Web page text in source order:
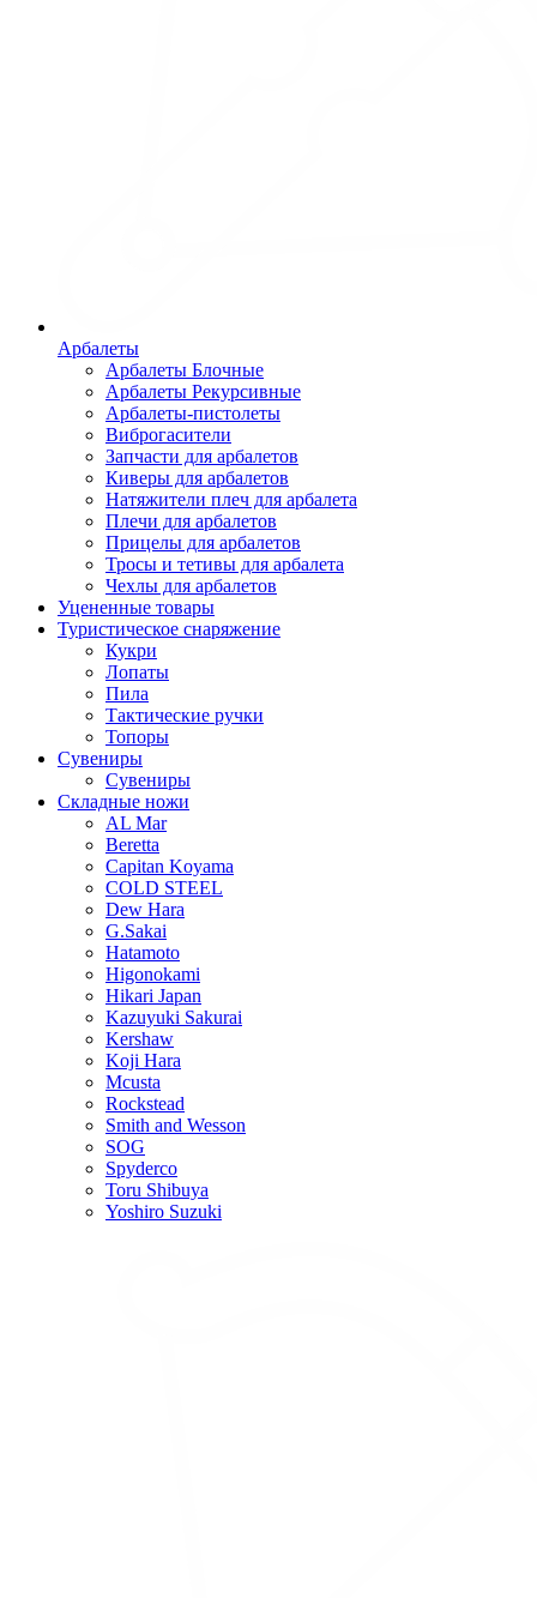
Арбалеты
Арбалеты Блочные
Арбалеты Рекурсивные
Арбалеты-пистолеты
Виброгасители
Запчасти для арбалетов
Киверы для арбалетов
Натяжители плеч для арбалета
Плечи для арбалетов
Прицелы для арбалетов
Тросы и тетивы для арбалета
Чехлы для арбалетов
Уцененные товары
Туристическое снаряжение
Кукри
Лопаты
Пила
Тактические ручки
Топоры
Сувениры
Сувениры
Складные ножи
AL Mar
Beretta
Capitan Koyama
COLD STEEL
Dew Hara
G.Sakai
Hatamoto
Higonokami
Hikari Japan
Kazuyuki Sakurai
Kershaw
Koji Hara
Mcusta
Rockstead
Smith and Wesson
SOG
Spyderco
Toru Shibuya
Yoshiro Suzuki